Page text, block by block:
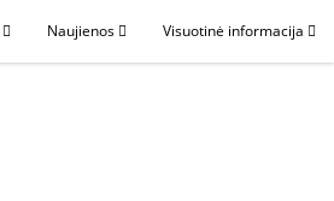
Naujienos Visuotinė informacija